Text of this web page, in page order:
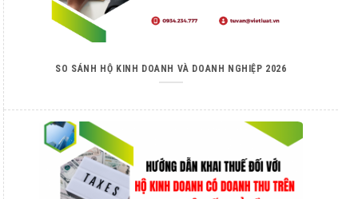
SO SÁNH HỘ KINH DOANH VÀ DOANH NGHIỆP 2026